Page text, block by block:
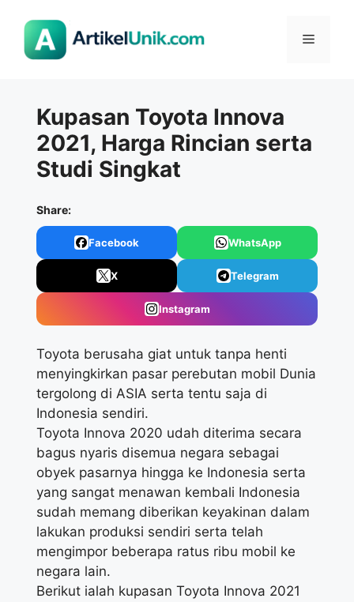
Menu
Kupasan Toyota Innova
2021, Harga Rincian serta
Studi Singkat
Share:
Facebook WhatsApp
X Telegram
Instagram
Toyota berusaha giat untuk tanpa henti
menyingkirkan pasar perebutan mobil Dunia
tergolong di ASIA serta tentu saja di
Indonesia sendiri.
Toyota Innova 2020 udah diterima secara
bagus nyaris disemua negara sebagai
obyek pasarnya hingga ke Indonesia serta
yang sangat menawan kembali Indonesia
sudah memang diberikan keyakinan dalam
lakukan produksi sendiri serta telah
mengimpor beberapa ratus ribu mobil ke
negara lain.
Berikut ialah kupasan Toyota Innova 2021